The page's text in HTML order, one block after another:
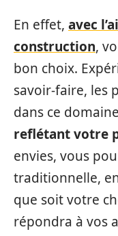
En effet, avec
construction,
bon choix.
savoir-faire, les
dans ce
reflétant votre
envies, vous
traditionnelle,
que soit votre
répondra à vos